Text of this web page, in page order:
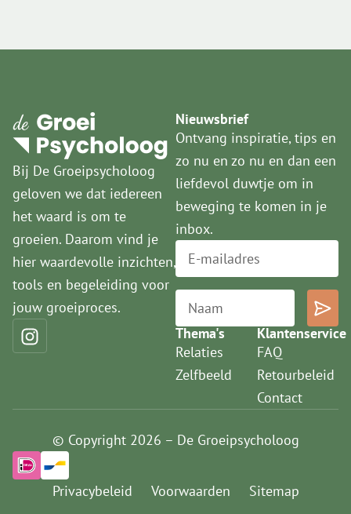
Bij De Groeipsycholoog
geloven we dat iedereen
het waard is om te
groeien. Daarom vind je
hier waardevolle inzichten,
tools en begeleiding voor
jouw groeiproces.
Nieuwsbrief
Ontvang inspiratie, tips en
zo nu en zo nu en dan een
liefdevol duwtje om in
beweging te komen in je
inbox.
Thema's
Relaties
Zelfbeeld
Klantenservice
FAQ
Retourbeleid
Contact
© Copyright 2026 – De Groeipsycholoog
Privacybeleid Voorwaarden Sitemap